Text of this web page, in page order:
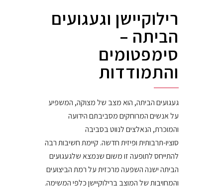
רילוקיישן וגעגועים
הביתה –
סימפטומים
והתמודדות
געגועים הביתה, הוא מצב של מצוקה, המשפיע
על אנשים המרוחקים מסביבתם הידועה
והמוכרת, הנאלצים לנווט בסביבה
סוציו-תרבותית ופיזית חדשה. קיימת חשיבות רבה
להתייחס לתופעה זו משום שנמצא שלגעגועים
הביתה ישנה השפעה מרכזית על רמת הביצועים
והמחויבות של המוצב ברילוקיישן כלפי המשימה.